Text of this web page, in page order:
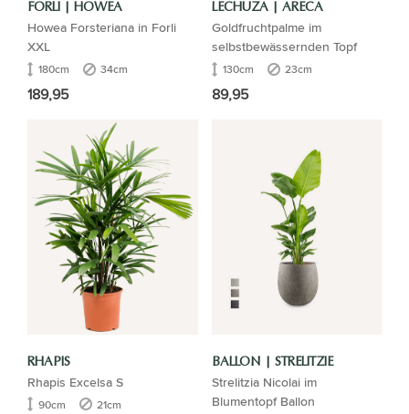
FORLI | HOWEA
Howea Forsteriana in Forli
XXL
180cm 34cm
189,95
LECHUZA | ARECA
Goldfruchtpalme im
selbstbewässernden Topf
130cm 23cm
89,95
RHAPIS
Rhapis Excelsa S
90cm 21cm
BALLON | STRELITZIE
Strelitzia Nicolai im
Blumentopf Ballon